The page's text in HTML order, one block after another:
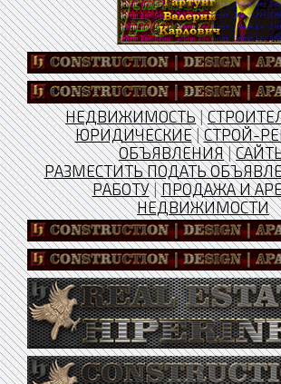
НЕДВИЖИМОСТЬ|
ЮРИДИЧЕСКИЕ|СТРОЙ-
ОБЪЯВЛЕНИЯ|
РАЗМЕСТИТЬ ПОДАТЬ
РАБОТУ|ПРОДАЖА И
НЕДВИЖИМОСТИ